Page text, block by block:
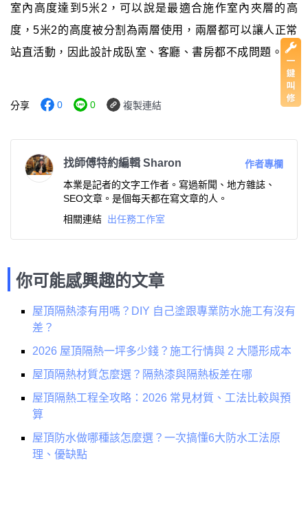
室內高度達到5米2，可以說是最適合施作室內夾層的高
度，5米2的高度被分割為兩層使用，兩層都可以讓人正常
站直活動，因此設計成臥室、客廳、書房都不成問題。
分享 0 0 複製連結
找師傅特約編輯 Sharon
作者專欄
本業是記者的文字工作者。寫過新聞、地方雜誌、
SEO文章。是個每天都在寫文章的人。
相關連結 出任務工作室
你可能感興趣的文章
屋頂隔熱漆有用嗎？DIY 自己塗跟專業防水施工有沒有
差？
2026 屋頂隔熱一坪多少錢？施工行情與 2 大隱形成本
屋頂隔熱材質怎麼選？隔熱漆與隔熱板差在哪
屋頂隔熱工程全攻略：2026 常見材質、工法比較與預
算
屋頂防水做哪種該怎麼選？一次搞懂6大防水工法原
理、優缺點